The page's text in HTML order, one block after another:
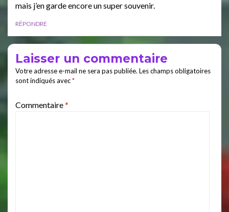
mais j’en garde encore un super souvenir.
RÉPONDRE
Laisser un commentaire
Votre adresse e-mail ne sera pas publiée. Les champs obligatoires
sont indiqués avec*
Commentaire*